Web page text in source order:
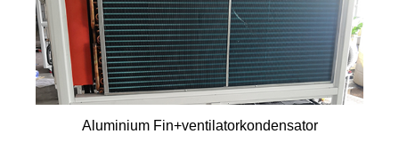
Aluminium Fin+ventilatorkondensator